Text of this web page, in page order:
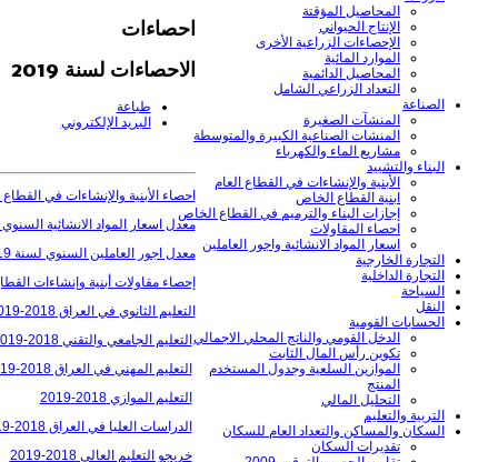
احصاءات
الاحصاءات لسنة 2019
طباعة
البريد الإلكتروني
احصاء الأبنية والإنشاءات في القطاع
معدل اسعار المواد الانشائية السنوي
معدل اجور العاملين السنوي لسنة 2019
إحصاء مقاولات أبنية وإنشاءات القطاع
التعليم الثانوي في العراق 2018-2019
التعليم الجامعي والتقني 2018-2019
التعليم المهني في العراق 2018-2019
التعليم الموازي 2018-2019
الدراسات العليا في العراق 2018-2019
خريجو التعليم العالي 2018-2019
المحاصيل المؤقتة
الإنتاج الحيواني
الإحصاءات الزراعية الأخرى
الموارد المائية
المحاصيل الدائمية
التعداد الزراعي الشامل
الصناعة
المنشآت الصغيرة
المنشات الصناعية الكبيرة والمتوسطة
مشاريع الماء والكهرباء
البناء والتشييد
الأبنية والإنشاءات في القطاع العام
ابنية القطاع الخاص
إجازات البناء والترميم في القطاع الخاص
احصاء المقاولات
اسعار المواد الانشائية واجور العاملين
التجارة الخارجية
التجارة الداخلية
السياحة
النقل
الحسابات القومية
الدخل القومي والناتج المحلي الاجمالي
تكوين رأس المال الثابت
الموازين السلعية وجدول المستخدم
المنتج
التحليل المالي
التربية والتعليم
السكان والمساكن والتعداد العام للسكان
تقديرات السكان